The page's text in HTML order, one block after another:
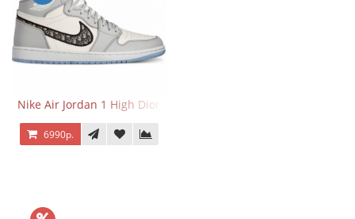
Nike Air Jordan 1 High Dior
6990р.